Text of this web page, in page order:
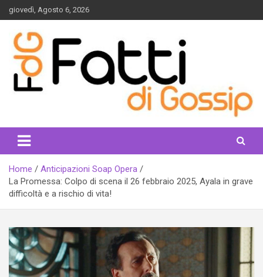
Skip
to
content
giovedì, Agosto 6, 2026
fattidigossip.com
Home
Anticipazioni Soap Opera
La Promessa: Colpo di scena il 26 febbraio 2025, Ayala in grave
difficoltà e a rischio di vita!